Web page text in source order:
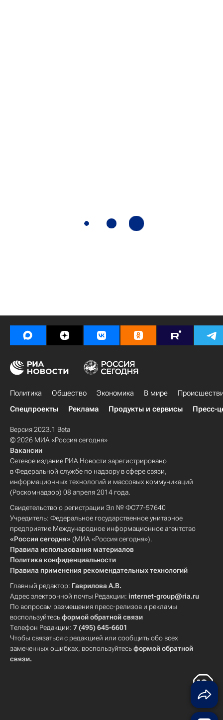
Политика Общество Экономика В мире
Спецпроекты
Реклама Продукты и сервисы Пресс-
Версия 2023.1 Beta
© 2026 МИА «Россия сегодня»
Вакансии
Сетевое издание РИА Новости зарегистрировано
в Федеральной службе по надзору в сфере связи,
информационных технологий и массовых коммуникаций
(Роскомнадзор) 08 апреля 2014 года.
Свидетельство о регистрации Эл № ФС77-57640
Учредитель: Федеральное государственное унитарное
предприятие Международное информационное агентство
«Россия сегодня» (МИА «Россия сегодня»).
Правила использования материалов
Политика конфиденциальности
Правила применения рекомендательных технологий
Главный редактор: Гаврилова А.В.
Адрес электронной почты Редакции: internet-group@ria.ru
По вопросам размещения пресс-релизов и рекламы
воспользуйтесьформой обратной связи
Телефон Редакции: 7 (495) 645-6601
Чтобы связаться с редакцией или сообщить обо всех
замеченных ошибках, воспользуйтесьформой обратной
связи.